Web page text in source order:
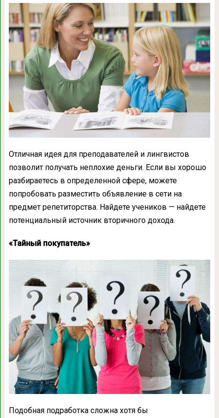
Отличная идея для преподавателей и лингвистов
позволит получать неплохие деньги. Если вы хорошо
разбираетесь в определенной сфере, можете
попробовать разместить объявление в сети на
предмет репетиторства. Найдете учеников — найдете
потенциальный источник вторичного дохода.
«Тайный покупатель»
Подобная подработка сложна хотя бы